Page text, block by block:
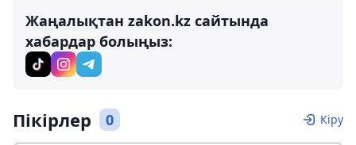
Жаңалықтан zakon.kz сайтында
хабардар болыңыз:
Пікірлер 0 Кіру